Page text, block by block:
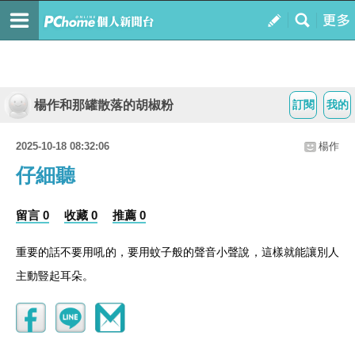
我的
訂閱
楊作和那罐散落的胡椒粉
2025-10-18 08:32:06 楊作
仔細聽
留言 0 收藏 0 推薦 0
重要的話不要用吼的，要用蚊子般的聲音小聲說，這樣就能讓別人
主動豎起耳朵。